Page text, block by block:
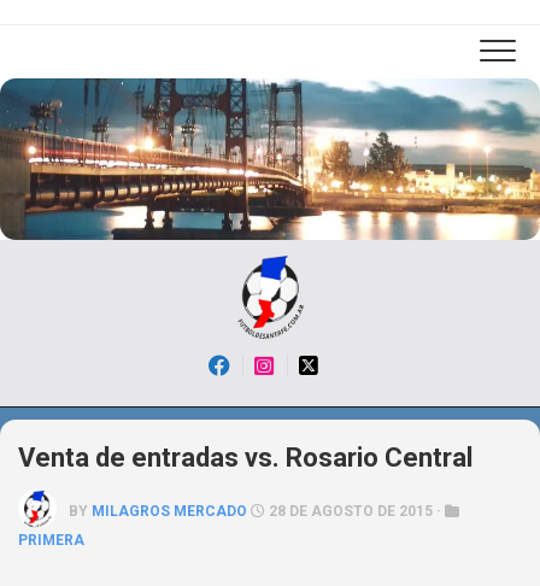
Venta de entradas vs. Rosario Central
BY MILAGROS MERCADO
28 DE AGOSTO DE 2015 ·
PRIMERA